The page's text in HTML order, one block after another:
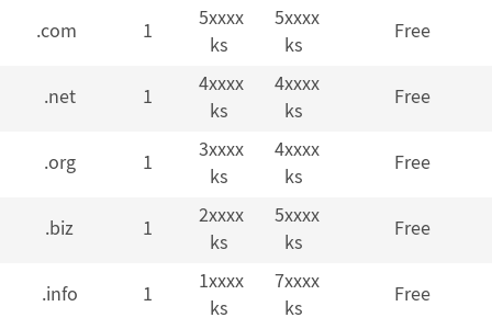
.com
1
5xxxx
ks
5xxxx
ks
Free
.net
1
4xxxx
ks
4xxxx
ks
Free
.org
1
3xxxx
ks
4xxxx
ks
Free
.biz
1
2xxxx
ks
5xxxx
ks
Free
.info
1
1xxxx
ks
7xxxx
ks
Free